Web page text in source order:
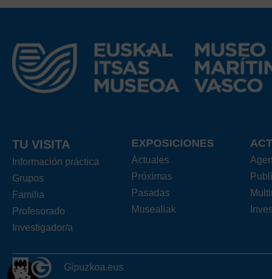
TU VISITA
Información práctica
Grupos
Familia
Profesorado
Investigador/a
EXPOSICIONES
Actuales
Próximas
Pasadas
Musealiak
Gipuzkoa.eus